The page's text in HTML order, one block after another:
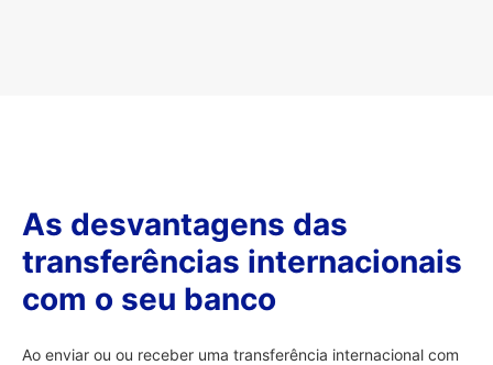
As desvantagens das
transferências internacionais
com o seu banco
Ao enviar ou ou receber uma transferência internacional com